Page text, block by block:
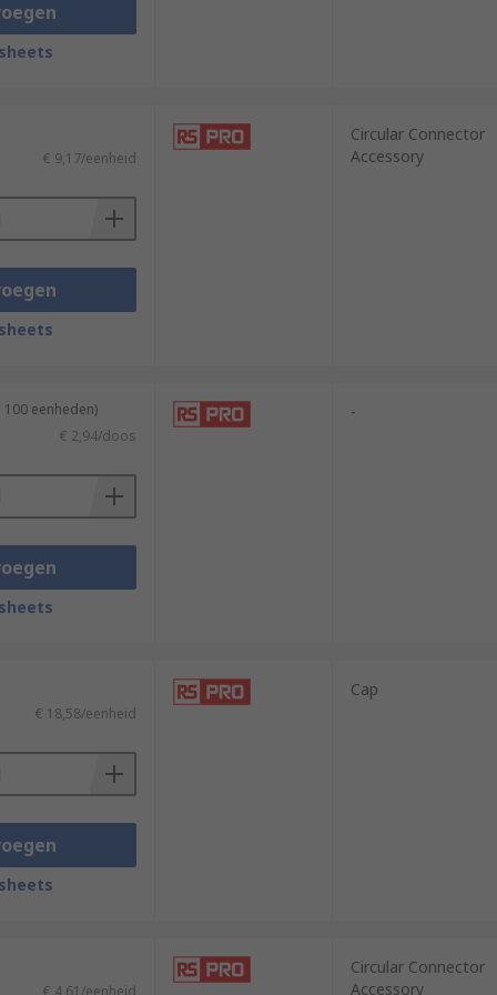
relief accessory always ensure to
€ 9,17/eenheid
Circular Connector
Accessory
eenheden)
€ 2,94/doos
-
€ 18,58/eenheid
Cap
€ 4,61/eenheid
Circular Connector
Accessory